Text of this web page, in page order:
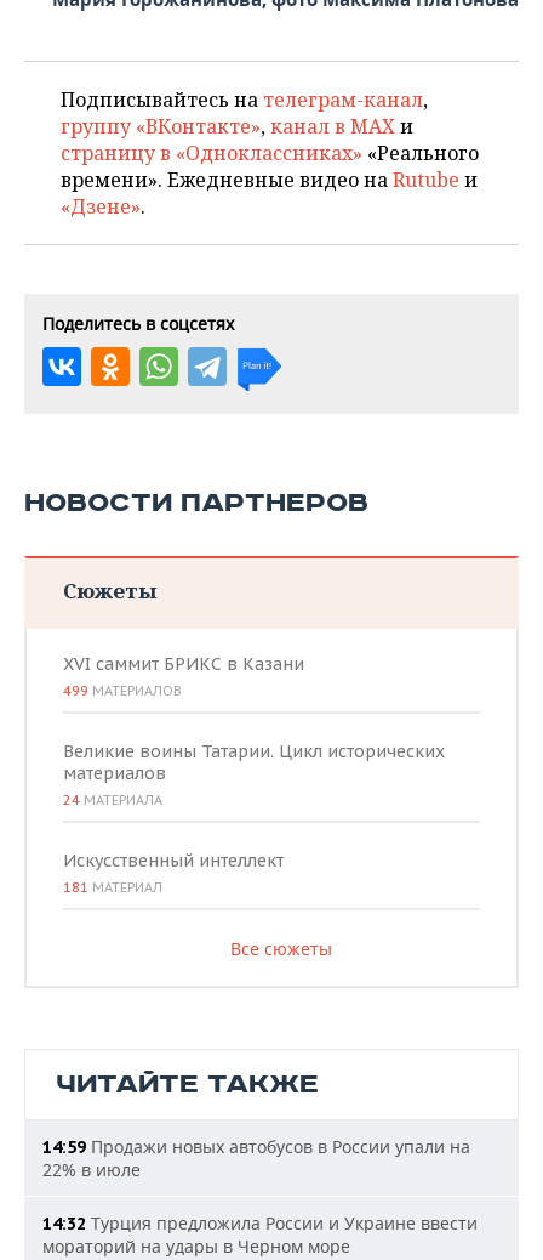
Подписывайтесь на телеграм-канал,
группу «ВКонтакте»,канал в MAXи
страницу в «Одноклассниках» «Реального
времени». Ежедневные видео наRutube и
«Дзене».
Поделитесь в соцсетях
НОВОСТИ ПАРТНЕРОВ
Сюжеты
XVI саммит БРИКС в Казани
499 МАТЕРИАЛОВ
Великие воины Татарии. Цикл исторических
материалов
24 МАТЕРИАЛА
Искусственный интеллект
181 МАТЕРИАЛ
Все сюжеты
ЧИТАЙТЕ ТАКЖЕ
14:59 Продажи новых автобусов в России упали на
22% в июле
14:32 Турция предложила России и Украине ввести
мораторий на удары в Черном море